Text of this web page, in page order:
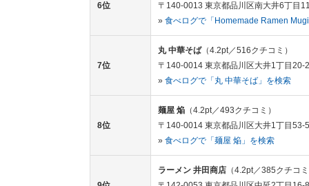
6位
〒140-0013 東京都品川区南大井6丁目
» 食べログで「Homemade Ramen
7位
丸 中華そば（4.2pt／516クチコミ）
〒140-0014 東京都品川区大井1丁目20-
» 食べログで「丸 中華そば」を検索
8位
麺屋 焔 （4.2pt／493クチコミ）
〒140-0014 東京都品川区大井1丁目53-5
» 食べログで「麺屋 焔」を検索
ラーメン 井田商店 （4.2pt／385クチコ